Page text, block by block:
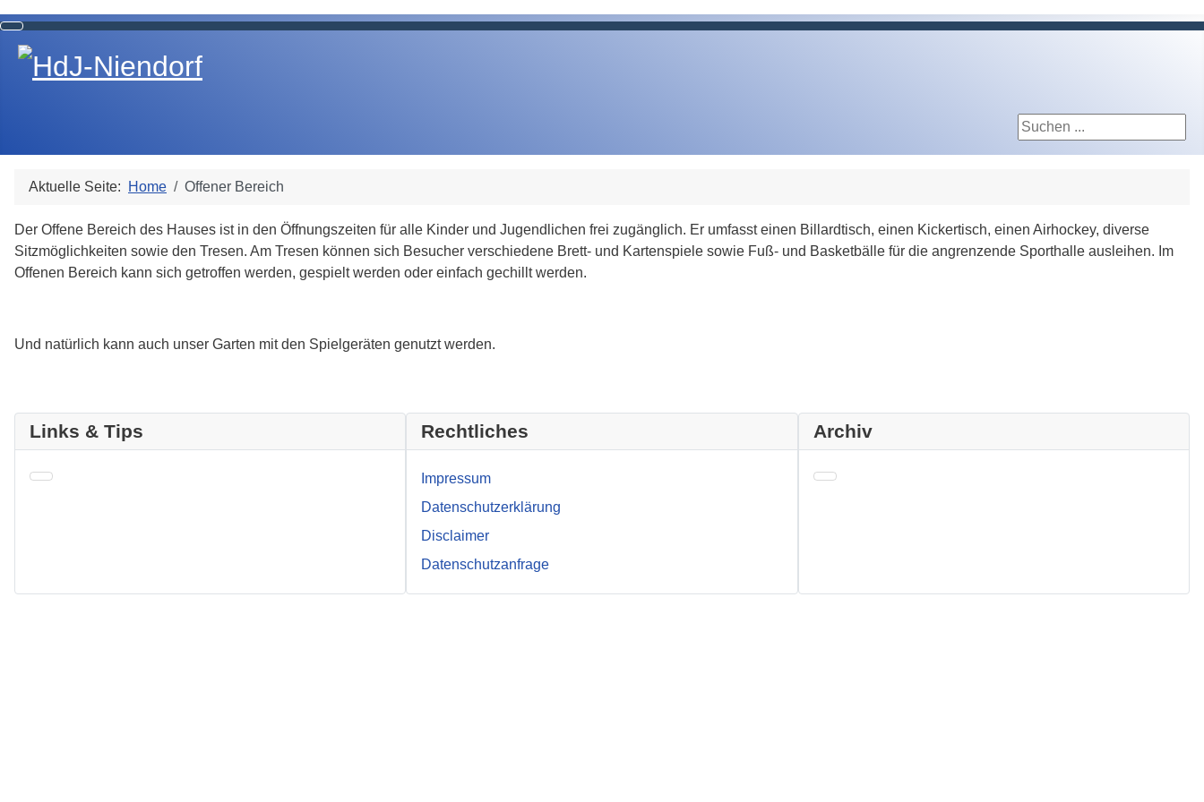
Suchen ...
Aktuelle Seite: Home Offener Bereich
Der Offene Bereich des Hauses ist in den Öffnungszeiten für alle Kinder und Jugendlichen frei zugänglich. Er umfasst einen Billardtisch, einen Kickertisch, einen Airhockey, diverse
Sitzmöglichkeiten sowie den Tresen. Am Tresen können sich Besucher verschiedene Brett- und Kartenspiele sowie Fuß- und Basketbälle für die angrenzende Sporthalle ausleihen. Im
Offenen Bereich kann sich getroffen werden, gespielt werden oder einfach gechillt werden.
Und natürlich kann auch unser Garten mit den Spielgeräten genutzt werden.
Links & Tips Rechtliches
Impressum
Datenschutzerklärung
Disclaimer
Datenschutzanfrage
Archiv